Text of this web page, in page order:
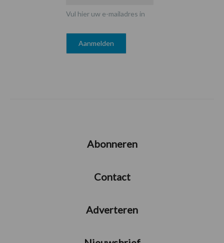
Vul hier uw e-mailadres in
Abonneren
Contact
Adverteren